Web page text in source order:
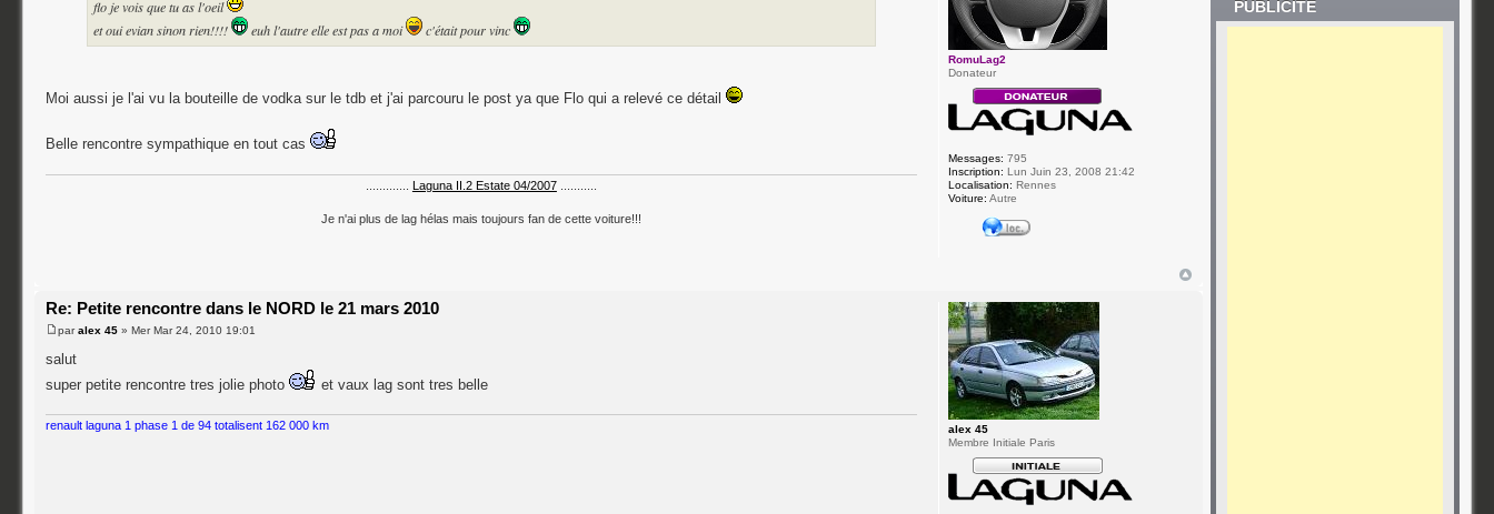
flo je vois que tu as l'oeil
et oui evian sinon rien!!!!
euh l'autre elle est pas a moi c'était pour vinc
Moi aussi je l'ai vu la bouteille de vodka sur le tdb et j'ai parcouru le post ya que Flo qui a relevé ce détail
Belle rencontre sympathique en tout cas
Laguna II.2 Estate 04/2007...........
Je n'ai plus de lag hélas mais toujours fan de cette voiture!!!
RomuLag2
Donateur
Messages: 795
Inscription: Lun Juin 23, 2008 21:42
Localisation: Rennes
Voiture: Autre
Re: Petite rencontre dans le NORD le 21 mars 2010
paralex 45 » Mer Mar 24, 2010 19:01
salut
super petite rencontre tres jolie photo
et vaux lag sont tres belle
renault laguna 1 phase 1 de 94 totalisent 162 000 km
alex 45
Membre Initiale Paris
PUBLICITÉ